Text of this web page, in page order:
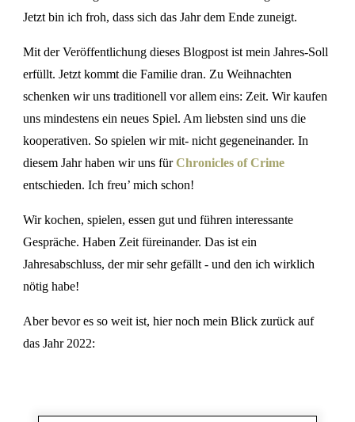
Jetzt bin ich froh, dass sich das Jahr dem Ende zuneigt.
Mit der Veröffentlichung dieses Blogpost ist mein Jahres-Soll
erfüllt. Jetzt kommt die Familie dran. Zu Weihnachten
schenken wir uns traditionell vor allem eins: Zeit. Wir kaufen
uns mindestens ein neues Spiel. Am liebsten sind uns die
kooperativen. So spielen wir mit- nicht gegeneinander. In
diesem Jahr haben wir uns fürChronicles of Crime
entschieden. Ich freu’ mich schon!
Wir kochen, spielen, essen gut und führen interessante
Gespräche. Haben Zeit füreinander. Das ist ein
Jahresabschluss, der mir sehr gefällt - und den ich wirklich
nötig habe!
Aber bevor es so weit ist, hier noch mein Blick zurück auf
das Jahr 2022: